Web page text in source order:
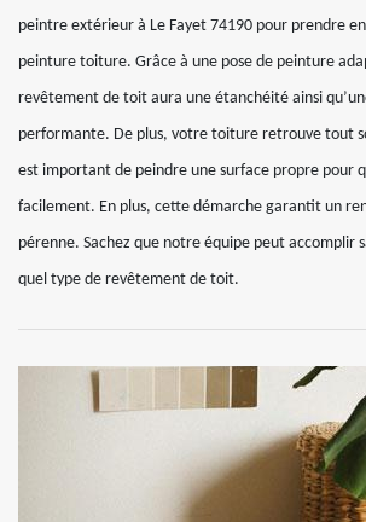
peintre extérieur à Le Fayet 74190 pour prendre
peinture toiture. Grâce à une pose de peinture
revêtement de toit aura une étanchéité ainsi
performante. De plus, votre toiture retrouve tout
est important de peindre une surface propre pour
facilement. En plus, cette démarche garantit un
pérenne. Sachez que notre équipe peut accomplir
quel type de revêtement de toit.